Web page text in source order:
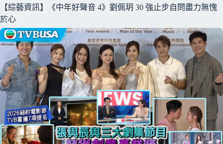
【綜藝資訊】《中年好聲音 4》劉佩玥 30 強止步自問盡力無愧
於心